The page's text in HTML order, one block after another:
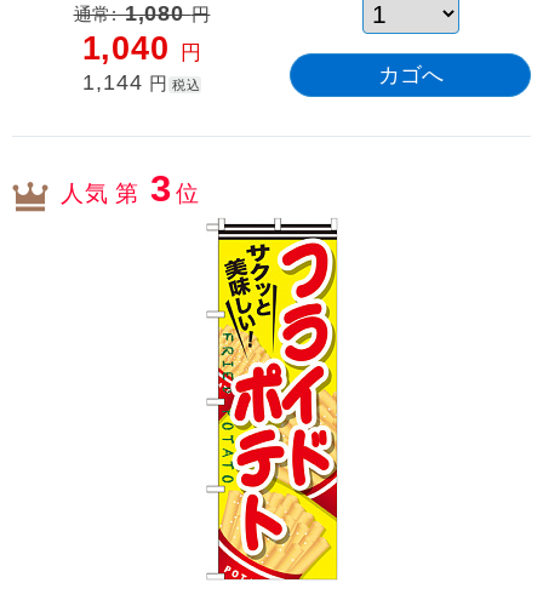
通常:1,080円
1,040 円
1,144 円 税込
人気 第 3位